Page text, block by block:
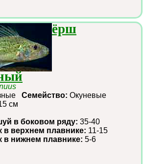
ёрш
Семейство: Окуневые
см
в боковом ряду: 35-40
в верхнем плавнике: 11-15
в нижнем плавнике: 5-6